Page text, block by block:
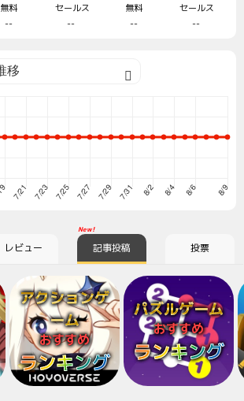
無料
--
セールス
--
無料
--
セールス
--
レビュー
New!
記事投稿 投票
アクションゲ
ーム
おすすめ
ランキング
パズルゲーム
おすすめ
ランキング